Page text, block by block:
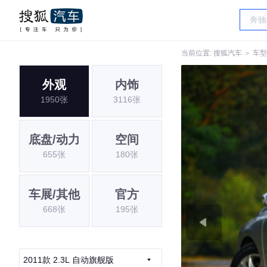
当前位置: 搜狐汽车 ＞ 车
外观
1950张
内饰
3116张
底盘/动力
655张
空间
180张
车展/其他
668张
官方
195张
2011款 2.3L 自动旗舰版